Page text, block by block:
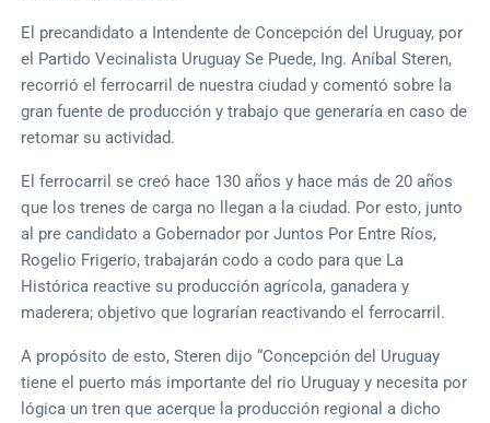
El precandidato a Intendente de Concepción del Uruguay, por
el Partido Vecinalista Uruguay Se Puede, Ing. Aníbal Steren,
recorrió el ferrocarril de nuestra ciudad y comentó sobre la
gran fuente de producción y trabajo que generaría en caso de
retomar su actividad.
El ferrocarril se creó hace 130 años y hace más de 20 años
que los trenes de carga no llegan a la ciudad. Por esto, junto
al pre candidato a Gobernador por Juntos Por Entre Ríos,
Rogelio Frigerio, trabajarán codo a codo para que La
Histórica reactive su producción agrícola, ganadera y
maderera; objetivo que lograrían reactivando el ferrocarril.
A propósito de esto, Steren dijo “Concepción del Uruguay
tiene el puerto más importante del rio Uruguay y necesita por
lógica un tren que acerque la producción regional a dicho